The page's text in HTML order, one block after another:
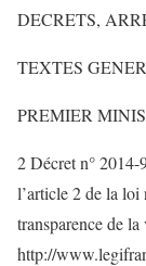
DECRETS,
TEXTES
PREMIER
2 Décret n°
l’article 2 de la loi
transparence de
http://